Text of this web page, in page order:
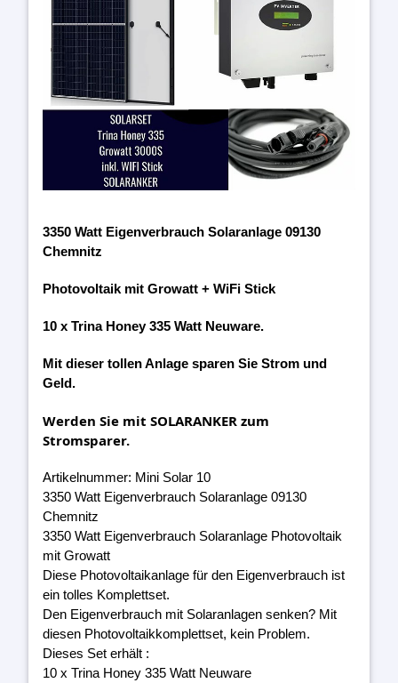
3350 Watt Eigenverbrauch Solaranlage 09130
Chemnitz
Photovoltaik mit Growatt + WiFi Stick
10 x Trina Honey 335 Watt Neuware.
Mit dieser tollen Anlage sparen Sie Strom und
Geld.
Werden Sie mit SOLARANKER zum
Stromsparer.
Artikelnummer: Mini Solar 10
3350 Watt Eigenverbrauch Solaranlage 09130
Chemnitz
3350 Watt Eigenverbrauch Solaranlage Photovoltaik
mit Growatt
Diese Photovoltaikanlage für den Eigenverbrauch ist
ein tolles Komplettset.
Den Eigenverbrauch mit Solaranlagen senken? Mit
diesen Photovoltaikkomplettset, kein Problem.
Dieses Set erhält :
10 x Trina Honey 335 Watt Neuware